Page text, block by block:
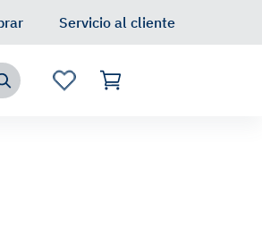
Servicio al cliente